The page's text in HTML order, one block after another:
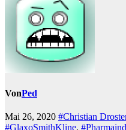
VonPed
Mai 26, 2020 #Christian
#GlaxoSmithKline,